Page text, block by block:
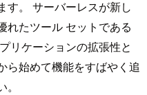
す。 サーバーレスが新し
れたツール セットである
リケーションの拡張性と
ら始めて機能をすばやく追